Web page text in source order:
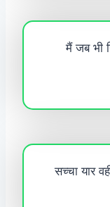
मैं जब भी
सच्चा यार